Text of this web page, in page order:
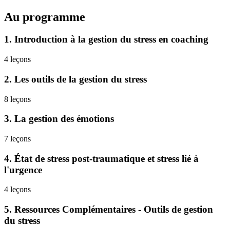
Au programme
1. Introduction à la gestion du stress en coaching
4 leçons
2. Les outils de la gestion du stress
8 leçons
3. La gestion des émotions
7 leçons
4. État de stress post-traumatique et stress lié à
l'urgence
4 leçons
5. Ressources Complémentaires - Outils de gestion
du stress